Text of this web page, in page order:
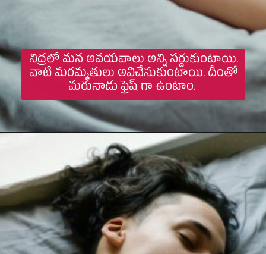
నిద్రలో మన అవయవాలు అన్ని సర్దుకుంటాయి.
వాటి మరమ్మతులు అవిచేసుకుంటాయి. దీంతో
మరునాడు ఫ్రెష్ గా ఉంటాం.